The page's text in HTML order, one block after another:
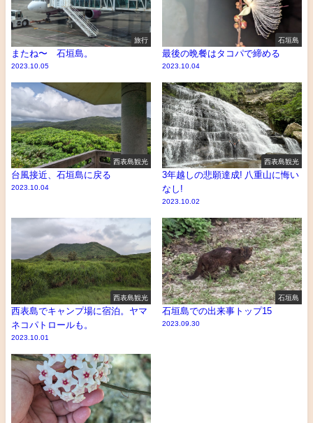
旅行
またね〜 石垣島。
2023.10.05
石垣島
最後の晩餐はタコパで締める
2023.10.04
西表島観光
台風接近、石垣島に戻る
2023.10.04
西表島観光
3年越しの悲願達成! 八重山に悔い
なし!
2023.10.02
西表島観光
西表島でキャンプ場に宿泊。ヤマ
ネコパトロールも。
2023.10.01
石垣島
石垣島での出来事トップ15
2023.09.30